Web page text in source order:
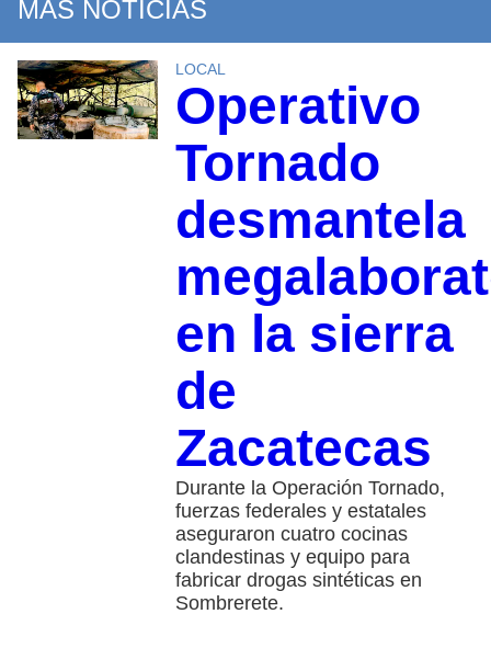
MÁS NOTICIAS
LOCAL
Operativo
Tornado
desmantela
en la sierra
de
Zacatecas
Durante la Operación Tornado,
fuerzas federales y estatales
aseguraron cuatro cocinas
clandestinas y equipo para
fabricar drogas sintéticas en
Sombrerete.